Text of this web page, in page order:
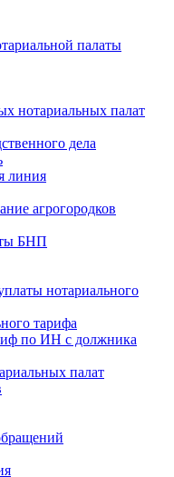
палаты
нотариальных палат
дела
линия
агрогородков
БНП
нотариального
тарифа
по ИН с должника
палат